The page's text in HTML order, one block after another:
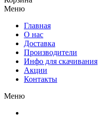
Меню
Главная
О нас
Доставка
Производители
Инфо для скачивания
Акции
Контакты
Меню